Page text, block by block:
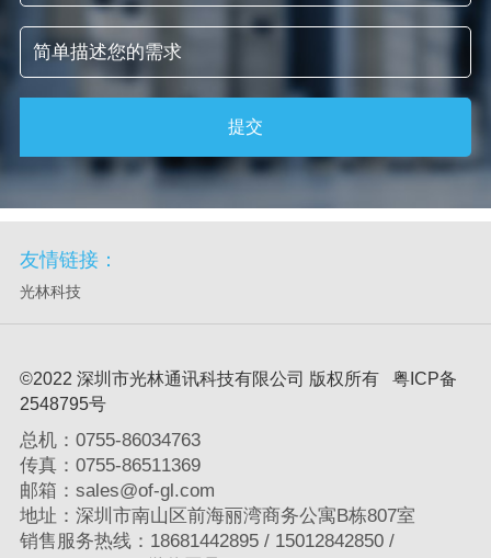
提交
友情链接：
光林科技
©2022 深圳市光林通讯科技有限公司 版权所有 粤ICP备
2548795号
总机：0755-86034763
传真：0755-86511369
邮箱：sales@of-gl.com
地址：深圳市南山区前海丽湾商务公寓B栋807室
销售服务热线：18681442895 / 15012842850 /